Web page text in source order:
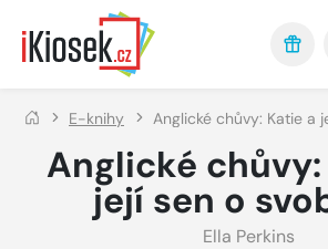
Přejít na hlavní obsah
E-knihy Anglické chůvy: Katie a
Anglické chůvy:
její sen o
Ella Perkins